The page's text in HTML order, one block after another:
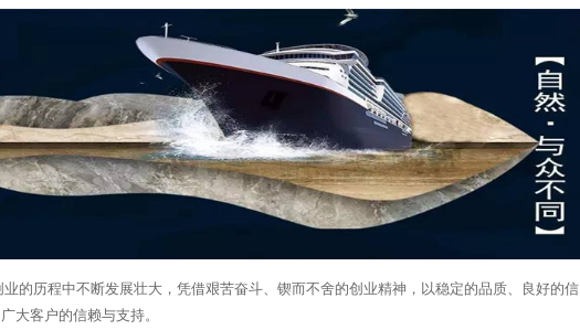
历程中不断发展壮大，凭借艰苦奋斗、锲而不舍的创业精神，以稳定的品质、良好的信
大客户的信赖与支持。